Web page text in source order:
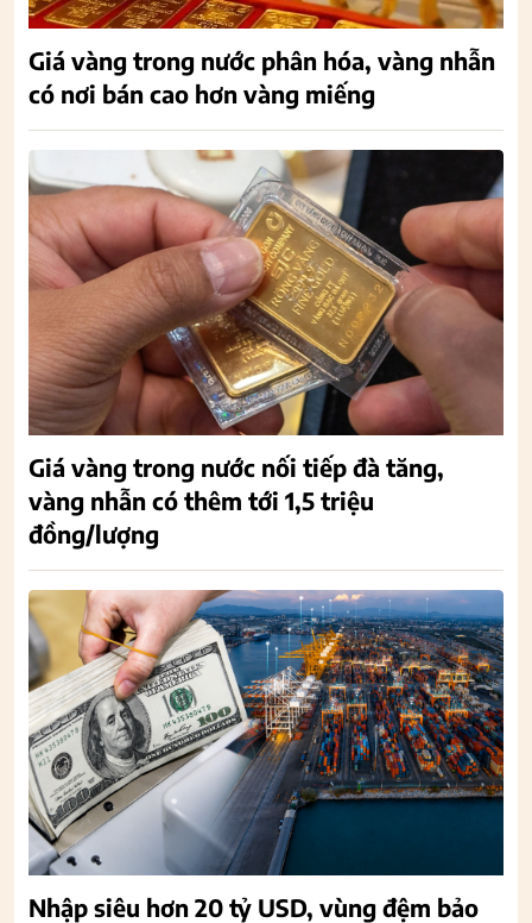
Giá vàng trong nước phân hóa, vàng nhẫn
có nơi bán cao hơn vàng miếng
Giá vàng trong nước nối tiếp đà tăng,
vàng nhẫn có thêm tới 1,5 triệu
đồng/lượng
Nhập siêu hơn 20 tỷ USD, vùng đệm bảo